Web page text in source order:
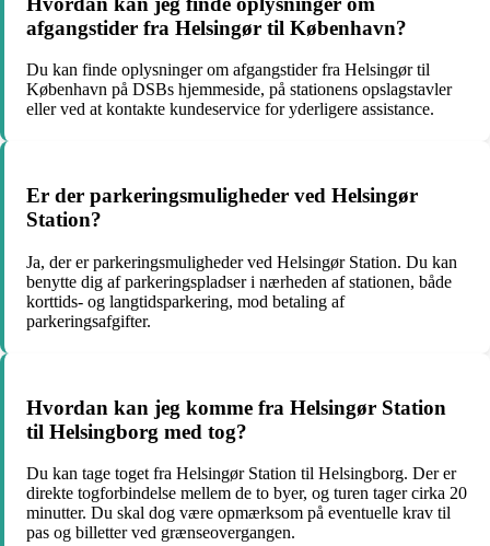
afgangstider fra Helsingør til København?
Du kan finde oplysninger om afgangstider fra Helsingør til
København på DSBs hjemmeside, på stationens opslagstavler
eller ved at kontakte kundeservice for yderligere assistance.
Er der parkeringsmuligheder ved Helsingør
Station?
Ja, der er parkeringsmuligheder ved Helsingør Station. Du kan
benytte dig af parkeringspladser i nærheden af stationen, både
korttids- og langtidsparkering, mod betaling af
parkeringsafgifter.
Hvordan kan jeg komme fra Helsingør Station
til Helsingborg med tog?
Du kan tage toget fra Helsingør Station til Helsingborg. Der er
direkte togforbindelse mellem de to byer, og turen tager cirka 20
minutter. Du skal dog være opmærksom på eventuelle krav til
pas og billetter ved grænseovergangen.